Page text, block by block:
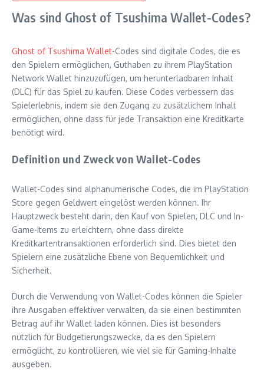
Was sind Ghost of Tsushima Wallet-Codes?
Ghost of Tsushima Wallet-Codes sind digitale Codes, die es
den Spielern ermöglichen, Guthaben zu ihrem PlayStation
Network Wallet hinzuzufügen, um herunterladbaren Inhalt
(DLC) für das Spiel zu kaufen. Diese Codes verbessern das
Spielerlebnis, indem sie den Zugang zu zusätzlichem Inhalt
ermöglichen, ohne dass für jede Transaktion eine Kreditkarte
benötigt wird.
Definition und Zweck von Wallet-Codes
Wallet-Codes sind alphanumerische Codes, die im PlayStation
Store gegen Geldwert eingelöst werden können. Ihr
Hauptzweck besteht darin, den Kauf von Spielen, DLC und In-
Game-Items zu erleichtern, ohne dass direkte
Kreditkartentransaktionen erforderlich sind. Dies bietet den
Spielern eine zusätzliche Ebene von Bequemlichkeit und
Sicherheit.
Durch die Verwendung von Wallet-Codes können die Spieler
ihre Ausgaben effektiver verwalten, da sie einen bestimmten
Betrag auf ihr Wallet laden können. Dies ist besonders
nützlich für Budgetierungszwecke, da es den Spielern
ermöglicht, zu kontrollieren, wie viel sie für Gaming-Inhalte
ausgeben.